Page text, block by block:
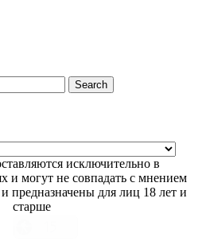
Search
исключительно в
и могут не совпадать с мнением
предназначены для лиц 18 лет и
старше